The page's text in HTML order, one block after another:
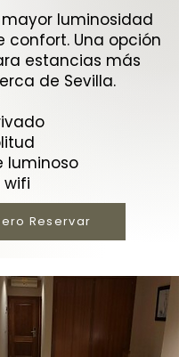
luminosidad
confort. Una opción
estancias más
de Sevilla.
luminoso
wifi
Reservar